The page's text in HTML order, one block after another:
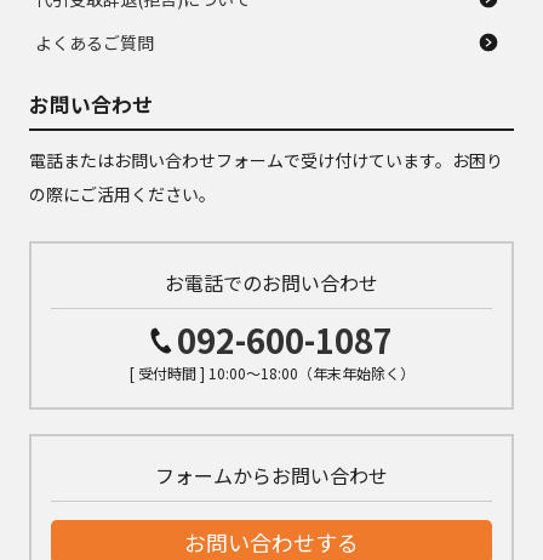
よくあるご質問
お問い合わせ
電話またはお問い合わせフォームで受け付けています。お困り
の際にご活用ください。
お電話でのお問い合わせ
092-600-1087
[ 受付時間 ] 10:00～18:00（年末年始除く）
フォームからお問い合わせ
お問い合わせする